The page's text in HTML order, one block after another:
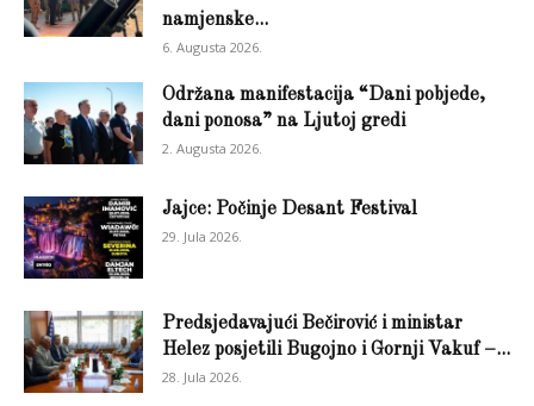
namjenske...
6. Augusta 2026.
Održana manifestacija “Dani pobjede,
dani ponosa” na Ljutoj gredi
2. Augusta 2026.
Jajce: Počinje Desant Festival
29. Jula 2026.
Predsjedavajući Bečirović i ministar
Helez posjetili Bugojno i Gornji Vakuf –...
28. Jula 2026.